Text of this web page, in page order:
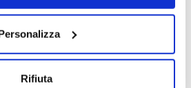
Rifiuta
sicuro utenti e dispositivi su
pubblico.
privato alla rete offrono i seguenti